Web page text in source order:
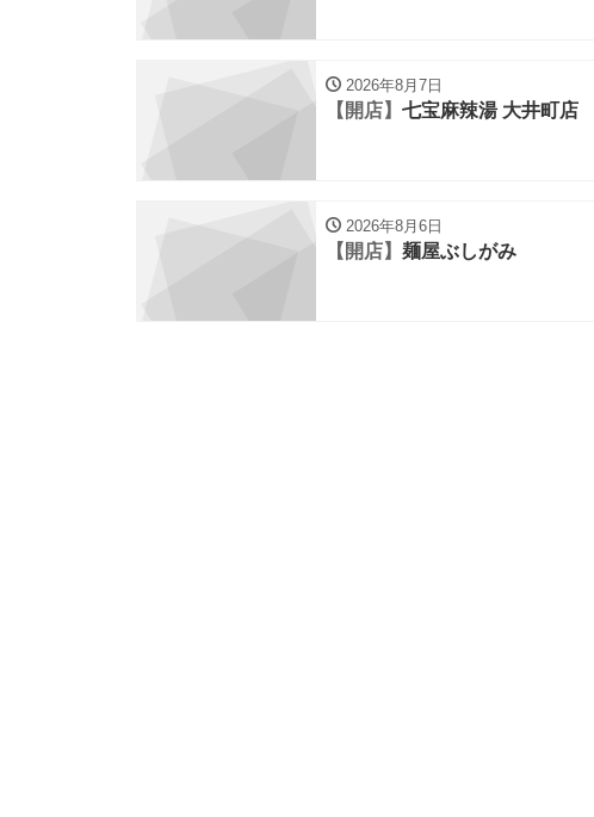
2026年8月7日
【開店】 七宝麻辣湯 大井町店
2026年8月6日
【開店】 麺屋ぶしがみ